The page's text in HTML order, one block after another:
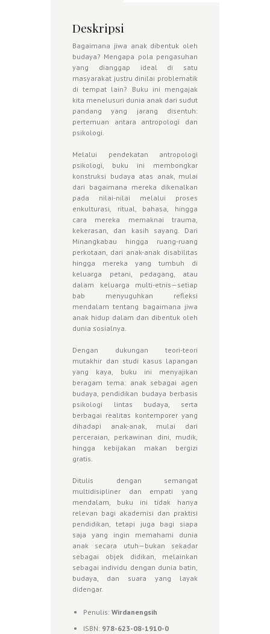
Deskripsi
Bagaimana jiwa anak dibentuk oleh
budaya? Mengapa pola pengasuhan
yang dianggap ideal di satu
masyarakat justru dinilai problematik
di tempat lain? Buku ini mengajak
kita menelusuri dunia anak dari sudut
pandang yang jarang disentuh:
pertemuan antara antropologi dan
psikologi.
Melalui pendekatan antropologi
psikologi, buku ini membongkar
konstruksi budaya atas anak, mulai
dari bagaimana mereka dikenalkan
pada nilai-nilai melalui proses
enkulturasi, ritual, bahasa, hingga
cara mereka memaknai trauma,
kekerasan, dan kasih sayang. Dari
Minangkabau hingga ruang-ruang
perkotaan, dari anak-anak disabilitas
hingga mereka yang tumbuh di
keluarga petani, pedagang, atau
dalam keluarga multi-etnis—setiap
bab menyuguhkan refleksi
mendalam tentang bagaimana jiwa
anak hidup dalam dan dibentuk oleh
dunia sosialnya.
Dengan dukungan teori-teori
mutakhir dan studi kasus lapangan
yang kaya, buku ini menyajikan
beragam tema: anak sebagai agen
budaya, pendidikan budaya berbasis
psikologi lintas budaya, serta
berbagai realitas kontemporer yang
dihadapi anak-anak, mulai dari
perceraian, perkawinan dini, mudik,
hingga kebijakan makan bergizi
gratis.
Ditulis dengan semangat
multidisipliner dan empati yang
mendalam, buku ini tidak hanya
relevan bagi akademisi dan praktisi
pendidikan, tetapi juga bagi siapa
saja yang ingin memahami dunia
anak secara utuh—bukan sekadar
sebagai objek didikan, melainkan
sebagai individu dengan dunia batin,
budaya, dan suara yang layak
didengar.
Penulis: Wirdanengsih
ISBN: 978-623-08-1910-0